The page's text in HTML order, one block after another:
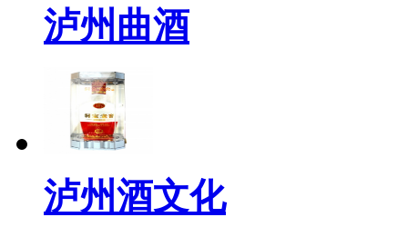
泸州曲酒
泸州酒文化